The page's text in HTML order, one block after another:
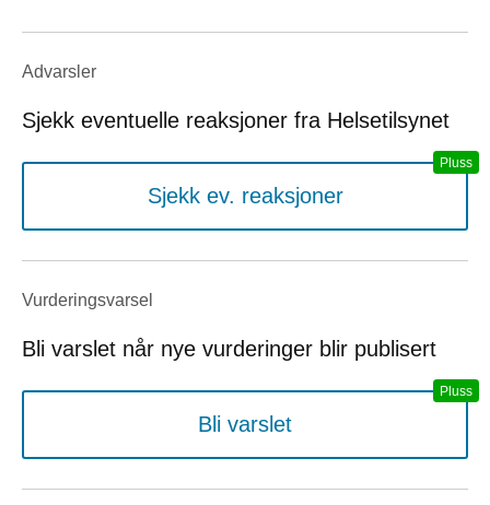
Advarsler
Sjekk eventuelle reaksjoner fra Helsetilsynet
Sjekk ev. reaksjoner
Vurderings­varsel
Bli varslet når nye vurderinger blir publisert
Bli varslet